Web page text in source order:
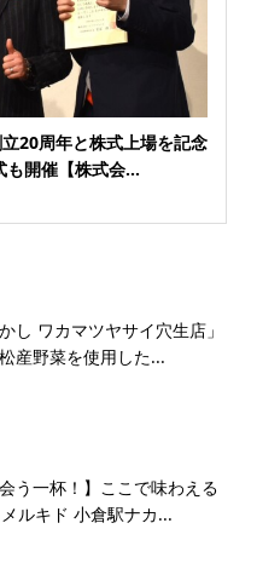
20周年と株式上場を記念
も開催【株式会...
し ワカマツヤサイ穴生店」
産野菜を使用した...
会う一杯！】ここで味わえる
ルキド 小倉駅ナカ...